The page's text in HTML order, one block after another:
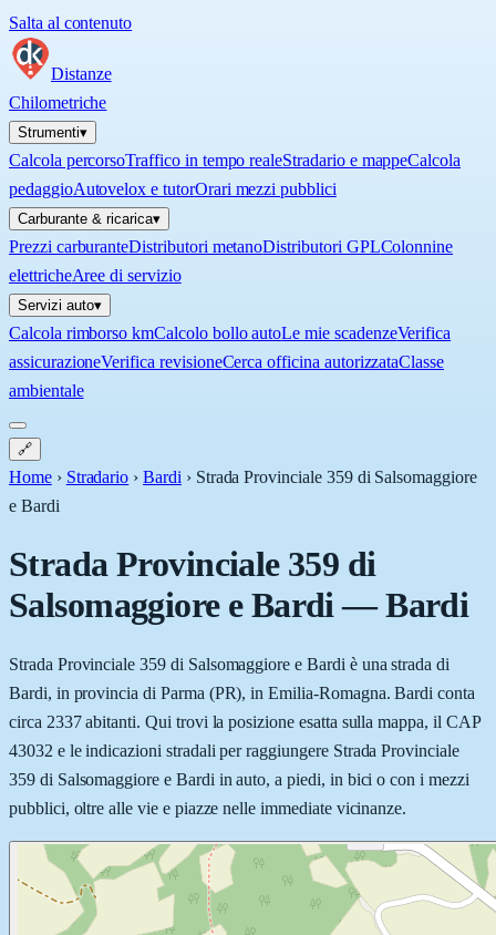
Salta al contenuto
Distanze
Chilometriche
Strumenti▾
Calcola percorsoTraffico in tempo realeStradario e mappeCalcola
pedaggioAutovelox e tutorOrari mezzi pubblici
Carburante & ricarica▾
Prezzi carburanteDistributori metanoDistributori GPLColonnine
elettricheAree di servizio
Servizi auto▾
Calcola rimborso kmCalcolo bollo autoLe mie scadenzeVerifica
assicurazioneVerifica revisioneCerca officina autorizzataClasse
ambientale
🔗
Home › Stradario › Bardi › Strada Provinciale 359 di Salsomaggiore
e Bardi
Strada Provinciale 359 di
Salsomaggiore e Bardi—Bardi
Strada Provinciale 359 di Salsomaggiore e Bardi è una strada di
Bardi, in provincia di Parma (PR), in Emilia-Romagna. Bardi conta
circa 2337 abitanti. Qui trovi la posizione esatta sulla mappa, il CAP
43032 e le indicazioni stradali per raggiungere Strada Provinciale
359 di Salsomaggiore e Bardi in auto, a piedi, in bici o con i mezzi
pubblici, oltre alle vie e piazze nelle immediate vicinanze.